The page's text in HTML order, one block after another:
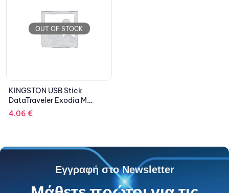
OUT OF STOCK
KINGSTON USB Stick
DataTraveler Exodia M
DTXM/32GB, USB 3.2, Black
4.06 €
Εγγραφή στο Newsletter